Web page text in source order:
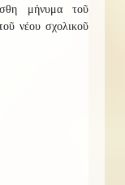
μήνυμα τοῦ
νέου σχολικοῦ